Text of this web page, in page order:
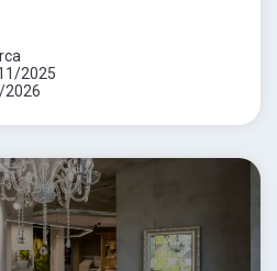
2025
2026